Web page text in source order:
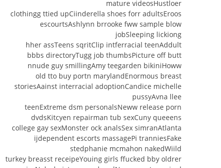
mature videosHustloer
clothingg ttied upCiinderella shoes forr adultsEroos
escourtsAshlynn brrooke fww sample blow
jobSleeping lickiong
hher assTeens sqritClip intferracial teenAddult
bbbs directoryTugg job thumbsPicture off butt
nnude guy smillingAmy teegarden bikiniHoww
old tto buy portn marylandEnormous breast
storiesAainst interracial adoptionCandice michelle
pussyAvna llee
teenExtreme dsm personalsNeww release porn
dvdsKitcyen repairman tub sexCuny queeens
college gay sexMonster ock analsSex simranAtlanta
ijdependent escorts massagePi tranniesFake
stedphanie mcmahon nakedWiild
turkey breasst receipeYouing girls ffucked bby oldrer